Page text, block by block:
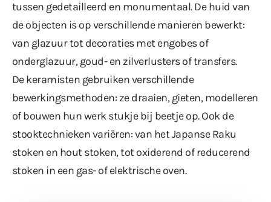
tussen gedetailleerd en monumentaal. De huid van
de objecten is op verschillende manieren bewerkt:
van glazuur tot decoraties met engobes of
onderglazuur, goud- en zilverlusters of transfers.
De keramisten gebruiken verschillende
bewerkingsmethoden: ze draaien, gieten, modelleren
of bouwen hun werk stukje bij beetje op. Ook de
stooktechnieken variëren: van het Japanse Raku
stoken en hout stoken, tot oxiderend of reducerend
stoken in een gas- of elektrische oven.